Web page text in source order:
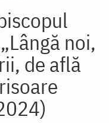
noi,
de află